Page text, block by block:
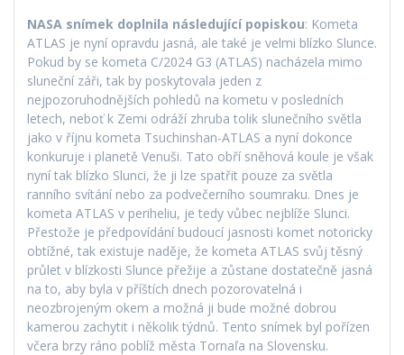
NASA snímek doplnila následující popiskou: Kometa
ATLAS je nyní opravdu jasná, ale také je velmi blízko Slunce.
Pokud by se kometa C/2024 G3 (ATLAS) nacházela mimo
sluneční záři, tak by poskytovala jeden z
nejpozoruhodnějších pohledů na kometu v posledních
letech, neboť k Zemi odráží zhruba tolik slunečního světla
jako v říjnu kometa Tsuchinshan-ATLAS a nyní dokonce
konkuruje i planetě Venuši. Tato obří sněhová koule je však
nyní tak blízko Slunci, že ji lze spatřit pouze za světla
ranního svítání nebo za podvečerního soumraku. Dnes je
kometa ATLAS v periheliu, je tedy vůbec nejblíže Slunci.
Přestože je předpovídání budoucí jasnosti komet notoricky
obtížné, tak existuje naděje, že kometa ATLAS svůj těsný
průlet v blízkosti Slunce přežije a zůstane dostatečně jasná
na to, aby byla v příštích dnech pozorovatelná i
neozbrojeným okem a možná ji bude možné dobrou
kamerou zachytit i několik týdnů. Tento snímek byl pořízen
včera brzy ráno poblíž města Tornaľa na Slovensku.